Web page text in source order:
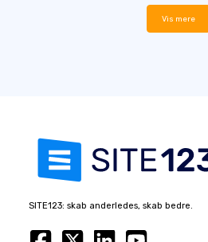
Vis mere
SITE123: skab anderledes, skab bedre.